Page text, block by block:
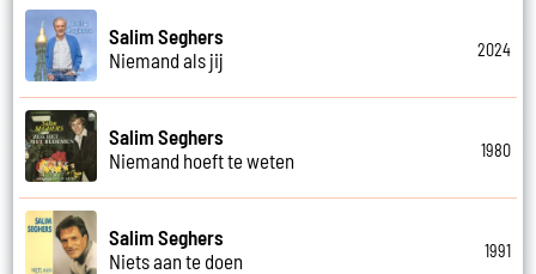
Salim Seghers
Niemand als jij
2024
Salim Seghers
Niemand hoeft te weten
1980
Salim Seghers
Niets aan te doen
1991